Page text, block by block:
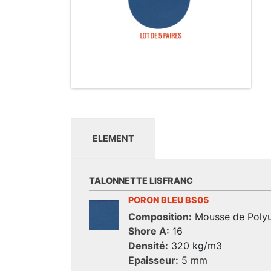
ELEMENT
TALONNETTE LISFRANC
PORON BLEU BS05
Composition: Mousse de
Shore A: 16
Densité: 320 kg/m3
Epaisseur: 5 mm